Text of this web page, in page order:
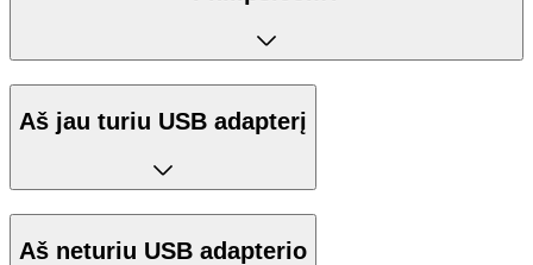
Aš jau turiu USB adapterį
Aš neturiu USB adapterio